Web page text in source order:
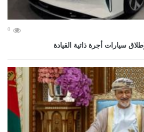
0
سيارات أجرة ذاتية القيادة